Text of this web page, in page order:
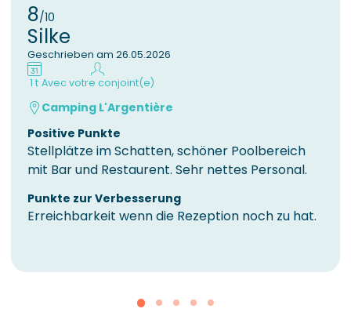
8/10
Silke
Geschrieben am 26.05.2026
1 t Avec votre conjoint(e)
Camping L'Argentière
Positive Punkte
Stellplätze im Schatten, schöner Poolbereich
mit Bar und Restaurent. Sehr nettes Personal.
Punkte zur Verbesserung
Erreichbarkeit wenn die Rezeption noch zu hat.